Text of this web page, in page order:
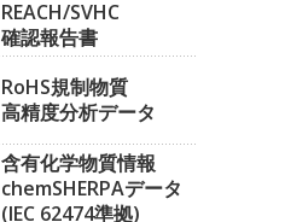
REACH/SVHC
確認報告書
RoHS規制物質
高精度分析データ
含有化学物質情報
chemSHERPAデータ
(IEC 62474準拠)